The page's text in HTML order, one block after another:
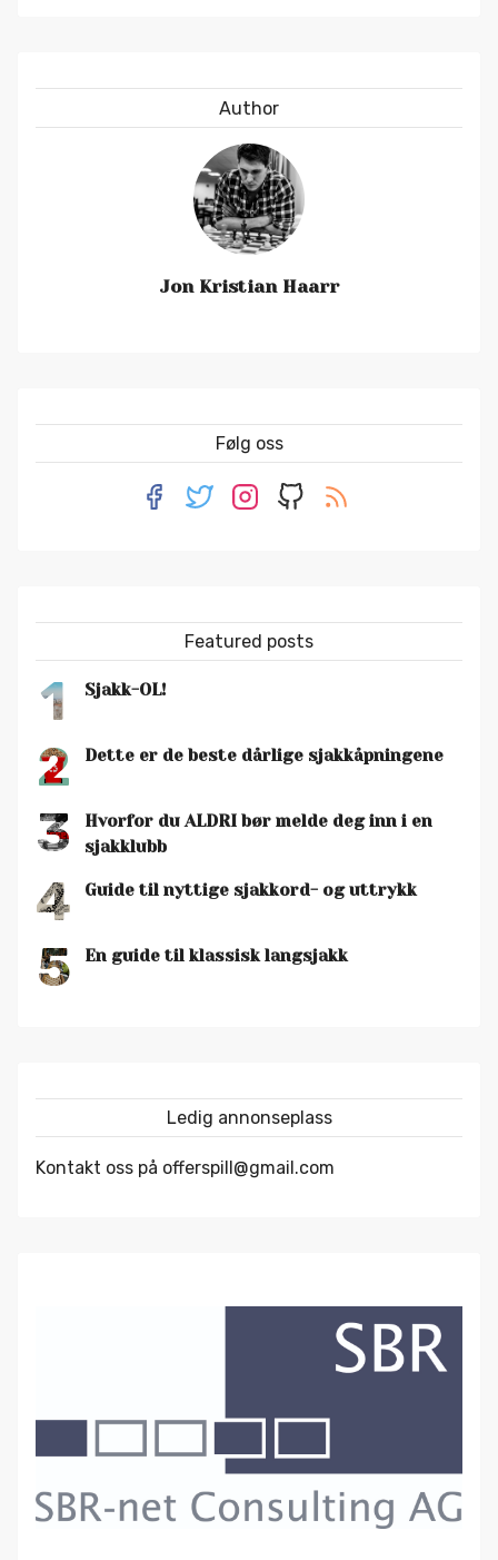
Author
Jon Kristian Haarr
Følg oss
Featured posts
1 Sjakk-OL!
2 Dette er de beste dårlige sjakkåpningene
3
Hvorfor du ALDRI bør melde deg inn i en
sjakklubb
4 Guide til nyttige sjakkord- og uttrykk
5 En guide til klassisk langsjakk
Ledig annonseplass
Kontakt oss på offerspill@gmail.com